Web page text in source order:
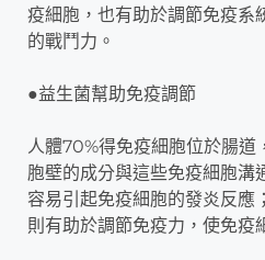
疫細胞，也有助於調節免疫系
的戰鬥力。
●益生菌幫助免疫調節
人體70%得免疫細胞位於腸道
胞壁的成分與這些免疫細胞溝
容易引起免疫細胞的發炎反應
則有助於調節免疫力，使免疫